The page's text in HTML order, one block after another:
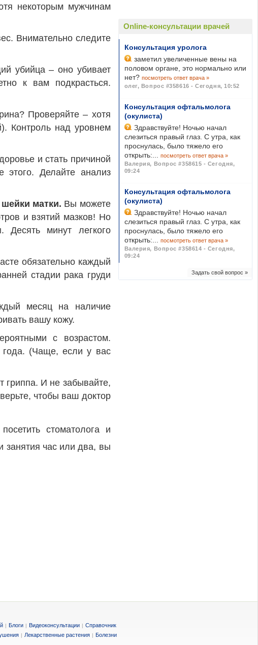
некоторым мужчинам
Внимательно следите
убийца – оно убивает
к вам подкрасться.
Проверяйте – хотя
Контроль над уровнем
и стать причиной
этого. Делайте анализ
матки. Вы можете
и взятий мазков! Но
минут легкого
обязательно каждый
стадии рака груди
месяц на наличие
вашу кожу.
с возрастом.
года. (Чаще, если у вас
гриппа. И не забывайте,
чтобы ваш доктор
стоматолога и
занятия час или два, вы
Online-консультации врачей
Консультация уролога
заметил увеличенные вены на
половом органе, это нормально или
нет? посмотреть ответ врача »
олег, Вопрос #358616 - Сегодня, 10:52
Консультация офтальмолога
(окулиста)
Здравствуйте! Ночью начал
слезиться правый глаз. С утра, как
проснулась, было тяжело его
открыть:...
посмотреть ответ врача »
Валерия, Вопрос #358615 - Сегодня,
09:24
Консультация офтальмолога
(окулиста)
Здравствуйте! Ночью начал
слезиться правый глаз. С утра, как
проснулась, было тяжело его
открыть:...
посмотреть ответ врача »
Валерия, Вопрос #358614 - Сегодня,
09:24
Задать свой вопрос »
| Блоги | Видеоконсультации | Справочник
| Лекарственные растения | Болезни